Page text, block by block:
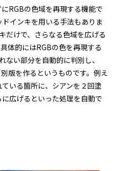
RGBの色域を再現する機能で
インキを用いる手法もありま
だけで、さらなる色域を広げる
体的にはRGBの色を再現する
ない部分を自動的に判別し、
版を作るというものです。例え
いる箇所に、シアンを２回塗
広げるといった処理を自動で